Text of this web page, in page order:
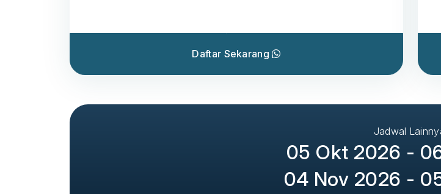
Daftar Sekarang
Jadwal
05 Okt 2026 -
04 Nov 2026 -